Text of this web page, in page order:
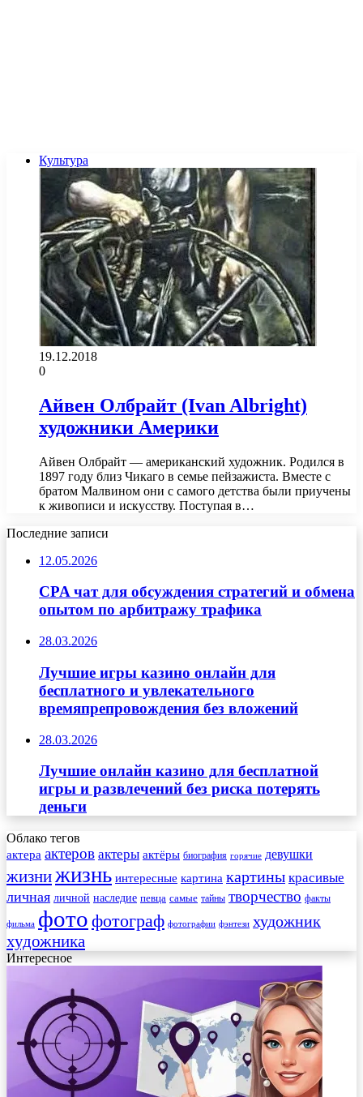
Культура
19.12.2018
0
Айвен Олбрайт (Ivan Albright)
художники Америки
Айвен Олбрайт — американский художник. Родился в
1897 году близ Чикаго в семье пейзажиста. Вместе с
братом Малвином они с самого детства были приучены
к живописи и искусству. Поступая в…
Последние записи
12.05.2026
CPA чат для обсуждения стратегий и обмена
опытом по арбитражу трафика
28.03.2026
Лучшие игры казино онлайн для
бесплатного и увлекательного
времяпрепровождения без вложений
28.03.2026
Лучшие онлайн казино для бесплатной
игры и развлечений без риска потерять
деньги
Облако тегов
актера актеров актеры актёры биография горячие девушки
жизнижизнь интересные картина картины красивые
личная личной наследие певца самые тайны творчество факты
фильма фото фотограф фотографии фэнтези художник
художника
Интересное